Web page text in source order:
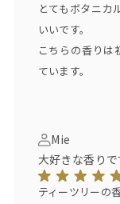
とてもボタニカ
いいです。
こちらの香りは
ています。
Mie
大好きな香りで
ティーツリーの